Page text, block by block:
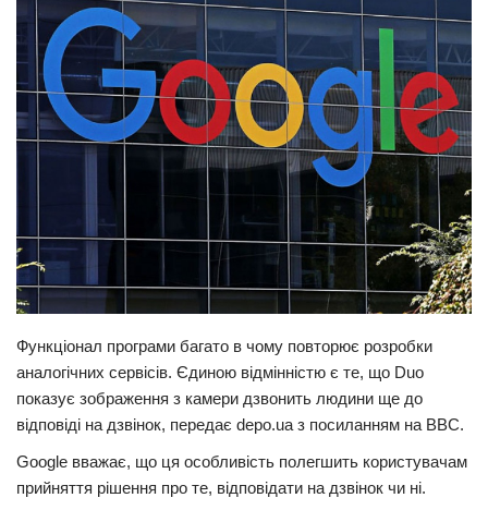
Політика
Світ
Цікаво
Наука
Рецепти
Події
Трагедії
Курйози
Суспільство
Функціонал програми багато в чому повторює розробки
аналогічних сервісів. Єдиною відмінністю є те, що Duo
показує зображення з камери дзвонить людини ще до
відповіді на дзвінок, передає depo.ua з посиланням на ВВС.
Google вважає, що ця особливість полегшить користувачам
прийняття рішення про те, відповідати на дзвінок чи ні.